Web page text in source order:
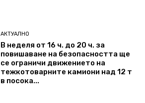
АКТУАЛНО
В неделя от 16 ч. до 20 ч. за
повишаване на безопасността ще
се ограничи движението на
тежкотоварните камиони над 12 т
в посока...